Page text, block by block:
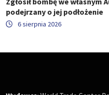
podejrzany o jej podłożenie
6 sierpnia 2026